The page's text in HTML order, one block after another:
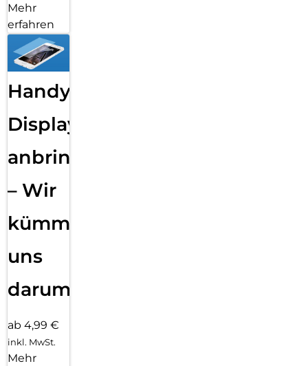
Mehr
erfahren
Handy
Displayfolie
anbringen
– Wir
kümmern
uns
darum!
ab 4,99 €
inkl. MwSt.
Mehr